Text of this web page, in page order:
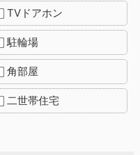
TVドアホン
駐輪場
角部屋
二世帯住宅